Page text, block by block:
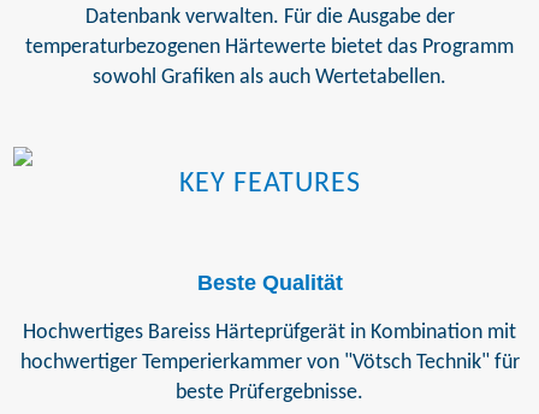
Datenbank verwalten. Für die Ausgabe der
temperaturbezogenen Härtewerte bietet das Programm
sowohl Grafiken als auch Wertetabellen.
KEY FEATURES
Beste Qualität
Hochwertiges Bareiss Härteprüfgerät in Kombination mit
hochwertiger Temperierkammer von "Vötsch Technik" für
beste Prüfergebnisse.